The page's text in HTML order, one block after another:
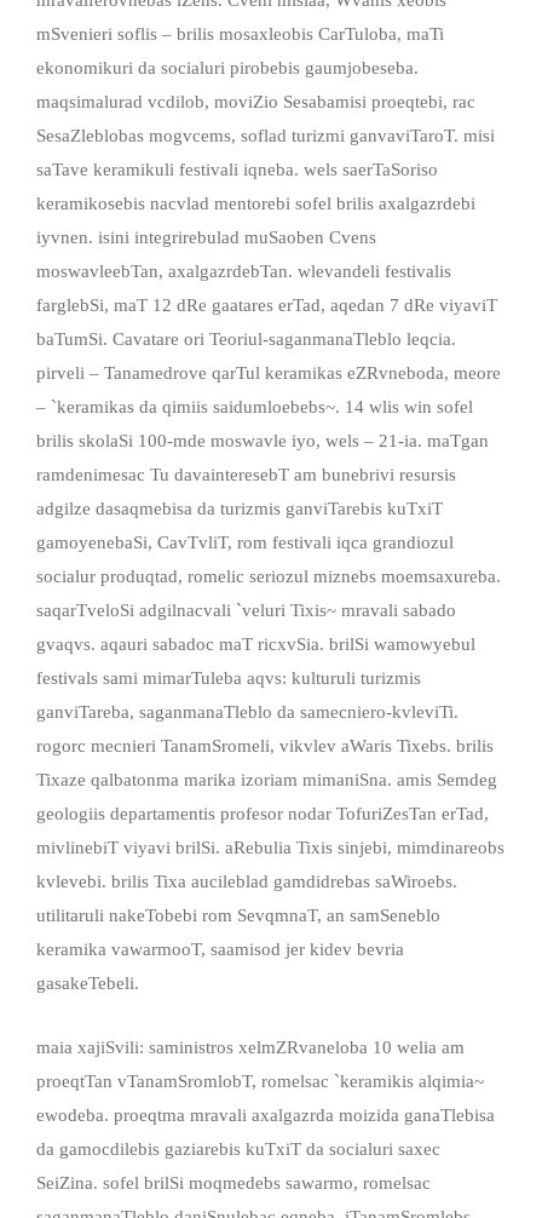
mSvenieri soflis – brilis mosaxleobis CarTuloba, maTi
ekonomikuri da socialuri pirobebis gaumjobeseba.
maqsimalurad vcdilob, moviZio Sesabamisi proeqtebi, rac
SesaZleblobas mogvcems, soflad turizmi ganvaviTaroT. misi
saTave keramikuli festivali iqneba. wels saerTaSoriso
keramikosebis nacvlad mentorebi sofel brilis axalgazrdebi
iyvnen. isini integrirebulad muSaoben Cvens
moswavleebTan, axalgazrdebTan. wlevandeli festivalis
farglebSi, maT 12 dRe gaatares erTad, aqedan 7 dRe viyaviT
baTumSi. Cavatare ori Teoriul-saganmanaTleblo leqcia.
pirveli – Tanamedrove qarTul keramikas eZRvneboda, meore
– `keramikas da qimiis saidumloebebs~. 14 wlis win sofel
brilis skolaSi 100-mde moswavle iyo, wels – 21-ia. maTgan
ramdenimesac Tu davainteresebT am bunebrivi resursis
adgilze dasaqmebisa da turizmis ganviTarebis kuTxiT
gamoyenebaSi, CavTvliT, rom festivali iqca grandiozul
socialur produqtad, romelic seriozul miznebs moemsaxureba.
saqarTveloSi adgilnacvali `veluri Tixis~ mravali sabado
gvaqvs. aqauri sabadoc maT ricxvSia. brilSi wamowyebul
festivals sami mimarTuleba aqvs: kulturuli turizmis
ganviTareba, saganmanaTleblo da samecniero-kvleviTi.
rogorc mecnieri TanamSromeli, vikvlev aWaris Tixebs. brilis
Tixaze qalbatonma marika izoriam mimaniSna. amis Semdeg
geologiis departamentis profesor nodar TofuriZesTan erTad,
mivlinebiT viyavi brilSi. aRebulia Tixis sinjebi, mimdinareobs
kvlevebi. brilis Tixa aucileblad gamdidrebas saWiroebs.
utilitaruli nakeTobebi rom SevqmnaT, an samSeneblo
keramika vawarmooT, saamisod jer kidev bevria
gasakeTebeli.
maia xajiSvili: saministros xelmZRvaneloba 10 welia am
proeqtTan vTanamSromlobT, romelsac `keramikis alqimia~
ewodeba. proeqtma mravali axalgazrda moizida ganaTlebisa
da gamocdilebis gaziarebis kuTxiT da socialuri saxec
SeiZina. sofel brilSi moqmedebs sawarmo, romelsac